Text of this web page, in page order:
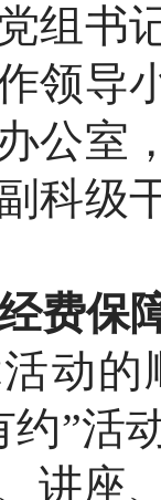
组书
领导
公室
科级
经费保
动
约”活
讲座